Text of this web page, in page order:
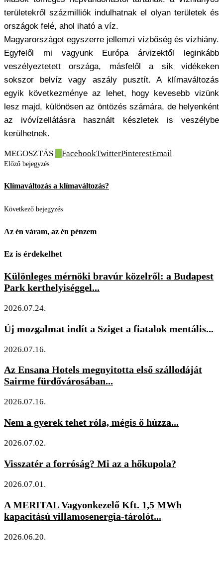
területekről százmilliók indulhatnak el olyan területek és
országok felé, ahol iható a víz.
Magyarországot egyszerre jellemzi vízbőség és vízhiány.
Egyfelől mi vagyunk Európa árvizektől leginkább
veszélyeztetett országa, másfelől a sík vidékeken
sokszor belvíz vagy aszály pusztít. A klímaváltozás
egyik következménye az lehet, hogy kevesebb vizünk
lesz majd, különösen az öntözés számára, de helyenként
az ivóvízellátásra használt készletek is veszélybe
kerülhetnek.
MEGOSZTÁS FacebookTwitterPinterestEmail
Előző bejegyzés
Klímaváltozás a klímaváltozás?
Következő bejegyzés
Az én váram, az én pénzem
Ez is érdekelhet
Különleges mérnöki bravúr közelről: a Budapest
Park kerthelyiséggel...
2026.07.24.
Új mozgalmat indít a Sziget a fiatalok mentális...
2026.07.16.
Az Ensana Hotels megnyitotta első szállodáját
Sairme fürdővárosában...
2026.07.16.
Nem a gyerek tehet róla, mégis ő húzza...
2026.07.02.
Visszatér a forróság? Mi az a hőkupola?
2026.07.01.
A MERITAL Vagyonkezelő Kft. 1,5 MWh
kapacitású villamosenergia-tárolót...
2026.06.20.